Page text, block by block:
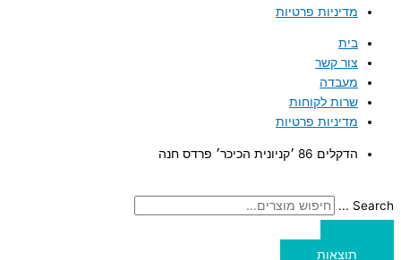
מדיניות פרטיות
בית
צור קשר
מעבדה
שרות לקוחות
מדיניות פרטיות
הדקלים 86 ׳קניונית הכיכר׳ פרדס חנה
Search ...
תוצאות